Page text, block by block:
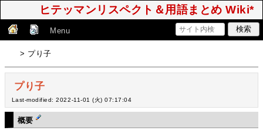
ヒテッマンリスペクト＆用語まとめ Wiki*
Menu
> プり子
プり子
Last-modified: 2022-11-01 (火) 07:17:04
概要